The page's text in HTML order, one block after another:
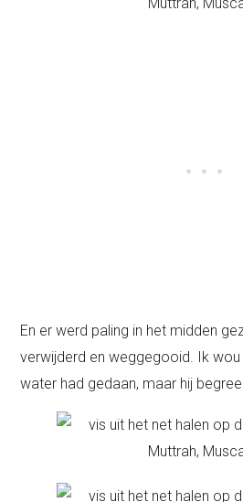
En er werd paling in het midden
verwijderd en weggegooid. Ik
water had gedaan, maar hij